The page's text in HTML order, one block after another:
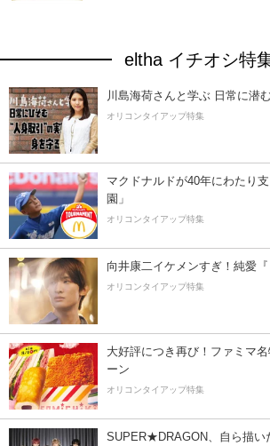
eltha イチオシ特
川島海荷さんと学ぶ 日常に潜
オリコンタイアップ特集
マクドナルドが40年にわたり
園」
オリコンタイアップ特集
向井康二イケメンすぎ！純愛『
オリコンタイアップ特集
大好評につき再び！ファミマ
ーン
オリコンタイアップ特集
SUPER★DRAGON、自ら描い